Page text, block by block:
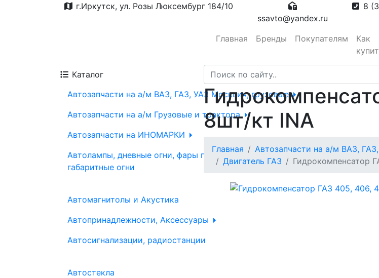
г.Иркутск, ул. Розы Люксембург 184/10
ssavto@yandex.ru
8
Главная Бренды Покупателям
Как
Каталог
Автозапчасти на а/м ВАЗ, ГАЗ, УАЗ Москвич, грузовые
Автозапчасти на а/м Грузовые и трактора
Автозапчасти на ИНОМАРКИ
Автолампы, дневные огни, фары противотуманные,
габаритные огни
Автомагнитолы и Акустика
Автопринадлежности, Аксессуары
Автосигнализации, радиостанции
Автостекла
8шт/кт INA
Главная Автозапчасти на а/м ВАЗ,
Двигатель ГАЗ
Гидрокомпенсатор